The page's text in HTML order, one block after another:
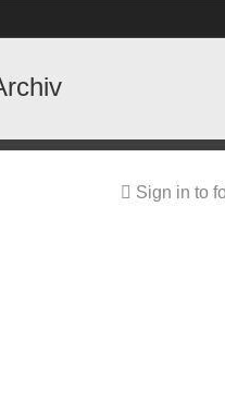
Sign in to